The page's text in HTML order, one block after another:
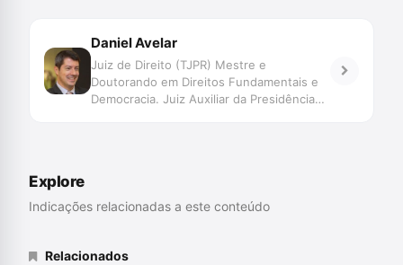
Daniel Avelar
Juiz de Direito (TJPR) Mestre e
Doutorando em Direitos Fundamentais e
Democracia. Juiz Auxiliar da Presidência
Explore
Indicações relacionadas a este conteúdo
Relacionados